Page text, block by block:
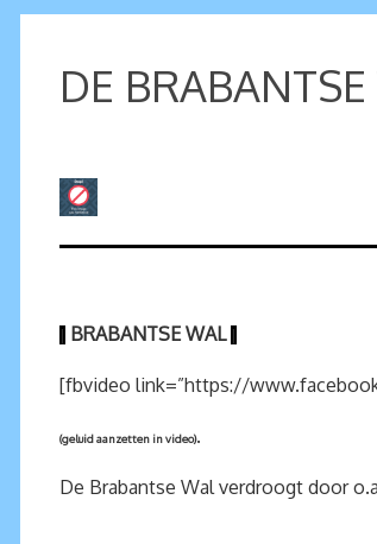
DE
| BRABANTSE WAL |
[fbvideo link=”https://
(geluid aanzetten in video).
De Brabantse Wal verdroogt door